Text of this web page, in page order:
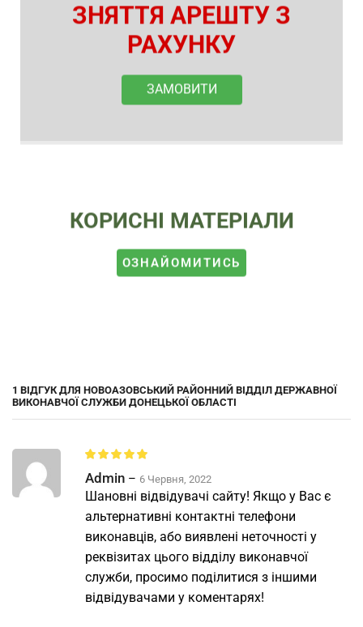
ЗНЯТТЯ АРЕШТУ З
РАХУНКУ
ЗАМОВИТИ
КОРИСНІ МАТЕРІАЛИ
ОЗНАЙОМИТИСЬ
1 ВІДГУК ДЛЯ НОВОАЗОВСЬКИЙ РАЙОННИЙ ВІДДІЛ ДЕРЖАВНОЇ
ВИКОНАВЧОЇ СЛУЖБИ ДОНЕЦЬКОЇ ОБЛАСТІ
Admin – 6 Червня, 2022
Шановні відвідувачі сайту! Якщо у Вас є
альтернативні контактні телефони
виконавців, або виявлені неточності у
реквізитах цього відділу виконавчої
служби, просимо поділитися з іншими
відвідувачами у коментарях!